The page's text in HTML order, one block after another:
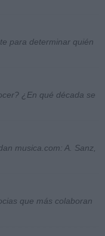
para determinar quién
¿En qué década se
musica.com: A. Sanz,
que más colaboran